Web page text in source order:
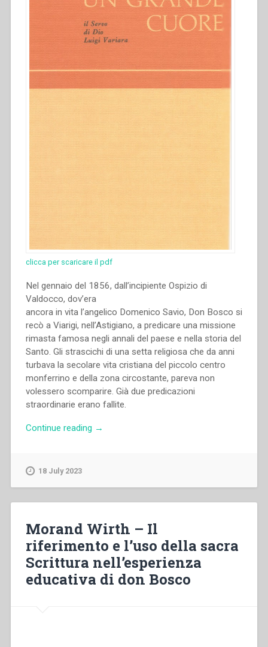
clicca per scaricare il pdf
Nel gennaio del 1856, dall’incipiente Ospizio di
Valdocco, dov’era
ancora in vita l’angelico Domenico Savio, Don Bosco si
recò a Viarigi, nell’Astigiano, a predicare una missione
rimasta famosa negli annali del paese e nella storia del
Santo. Gli strascichi di una setta religiosa che da anni
turbava la secolare vita cristiana del piccolo centro
monferrino e della zona circostante, pareva non
volessero scomparire. Già due predicazioni
straordinarie erano fallite.
Continue reading “Luigi
→
18 July 2023
Morand Wirth – Il
riferimento e l’uso della sacra
Scrittura nell’esperienza
educativa di don Bosco